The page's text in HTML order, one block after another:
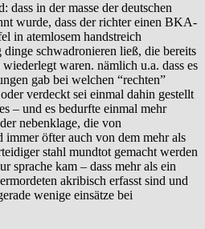
dass in der masse der deutschen
wurde, dass der richter einen BKA-
in atemlosem handstreich
schwadronieren ließ, die bereits
waren. nämlich u.a. dass es
gab bei welchen “rechten”
verdeckt sei einmal dahin gestellt
– und es bedurfte einmal mehr
nebenklage, die von
immer öfter auch von dem mehr als
stahl mundtot gemacht werden
sprache kam – dass mehr als ein
akribisch erfasst sind und
wenige einsätze bei